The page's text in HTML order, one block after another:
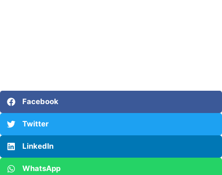
Facebook
Twitter
LinkedIn
WhatsApp